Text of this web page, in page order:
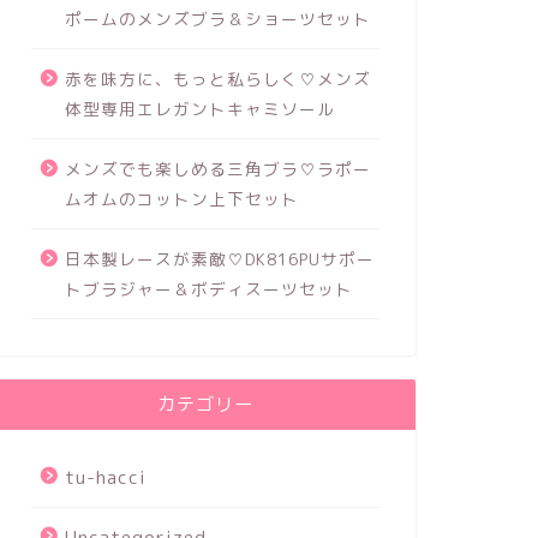
ポームのメンズブラ＆ショーツセット
赤を味方に、もっと私らしく♡メンズ
体型専用エレガントキャミソール
メンズでも楽しめる三角ブラ♡ラポー
ムオムのコットン上下セット
日本製レースが素敵♡DK816PUサポー
トブラジャー＆ボディスーツセット
カテゴリー
tu-hacci